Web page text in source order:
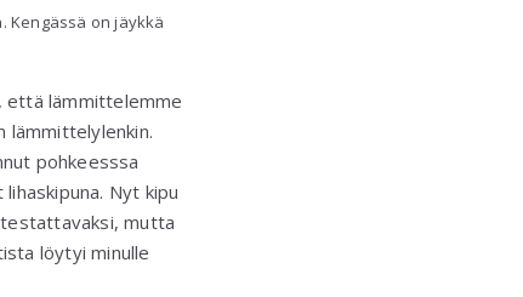
Kengässä on jäykkä
että lämmittelemme
lämmittelylenkin.
pohkeesssa
Nyt kipu
mutta
löytyi minulle